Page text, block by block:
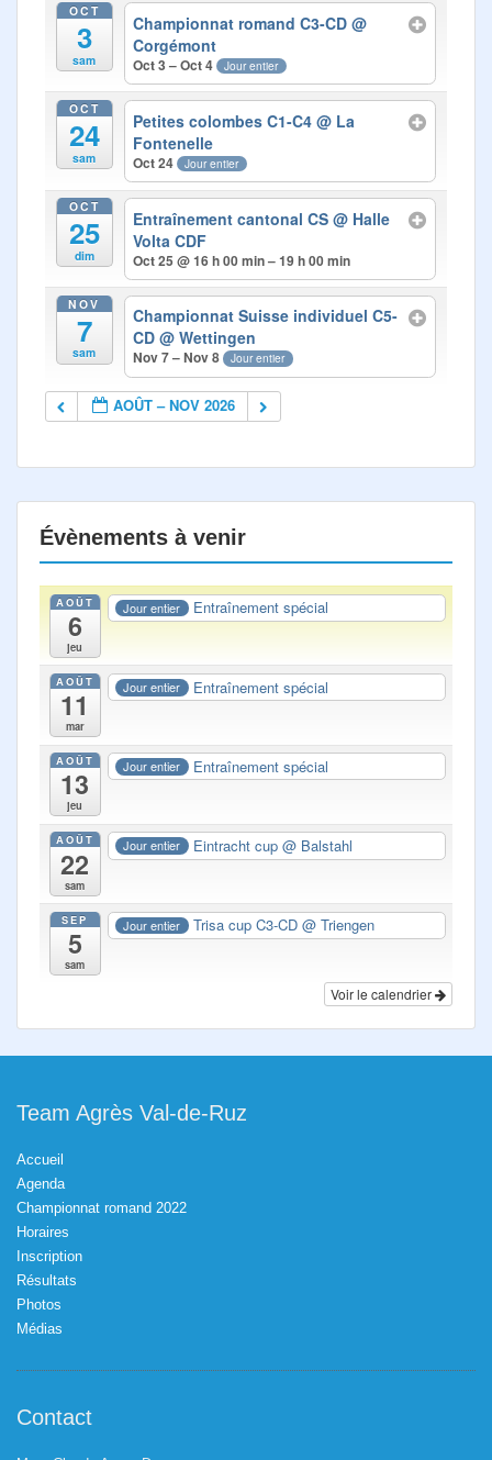
OCT
3
sam
Championnat romand C3-CD@
Corgémont
Oct 3 – Oct 4 Jour entier
OCT
24
sam
Petites colombes C1-C4@ La
Fontenelle
Oct 24 Jour entier
OCT
25
dim
Entraînement cantonal CS@ Halle
Volta CDF
Oct 25 @ 16 h 00 min – 19 h 00 min
NOV
7
sam
Championnat Suisse individuel C5-
CD@ Wettingen
Nov 7 – Nov 8 Jour entier
AOÛT – NOV 2026
Évènements à venir
AOÛT
6
jeu
Jour entier Entraînement spécial
AOÛT
11
mar
Jour entier Entraînement spécial
AOÛT
13
jeu
Jour entier Entraînement spécial
AOÛT
22
sam
Jour entier Eintracht cup@ Balstahl
SEP
5
sam
Jour entier Trisa cup C3-CD@ Triengen
Voir le calendrier
Team Agrès Val-de-Ruz
Accueil
Agenda
Championnat romand 2022
Horaires
Inscription
Résultats
Photos
Médias
Contact